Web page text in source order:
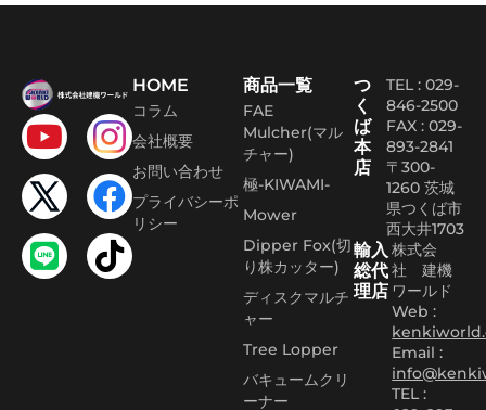
HOME
コラム
会社概要
お問い合わせ
プライバシーポ
リシー
商品一覧
FAE
Mulcher(マル
チャー)
極-KIWAMI-
Mower
Dipper Fox(切
り株カッター)
ディスクマルチ
ャー
Tree Lopper
バキュームクリ
ーナー
つ
く
ば
本
店
TEL : 029-
846-2500
FAX : 029-
893-2841
〒300-
1260 茨城
県つくば市
西大井1703
輸入
総代
理店
株式会
社 建機
ワールド
Web :
Email :
TEL :